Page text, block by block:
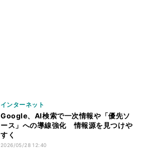
インターネット
Google、AI検索で一次情報や「優先ソ
ース」への導線強化 情報源を見つけや
すく
2026/05/28 12:40